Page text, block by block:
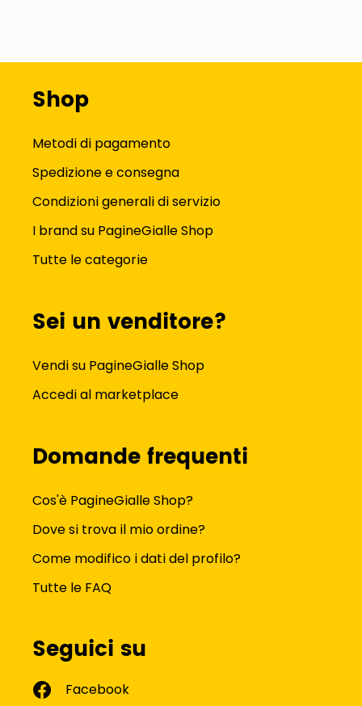
Shop
Metodi di pagamento
Spedizione e consegna
Condizioni generali di servizio
I brand su PagineGialle Shop
Tutte le categorie
Sei un venditore?
Vendi su PagineGialle Shop
Accedi al marketplace
Domande frequenti
Cos'è PagineGialle Shop?
Dove si trova il mio ordine?
Come modifico i dati del profilo?
Tutte le FAQ
Seguici su